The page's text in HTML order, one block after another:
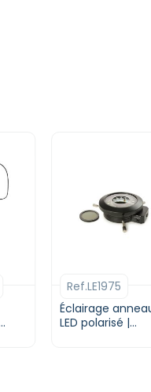
Éclairage
LED polarisé |
Ref.LE1975